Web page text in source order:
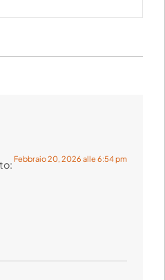
Febbraio 20, 2026 alle 6:54 pm